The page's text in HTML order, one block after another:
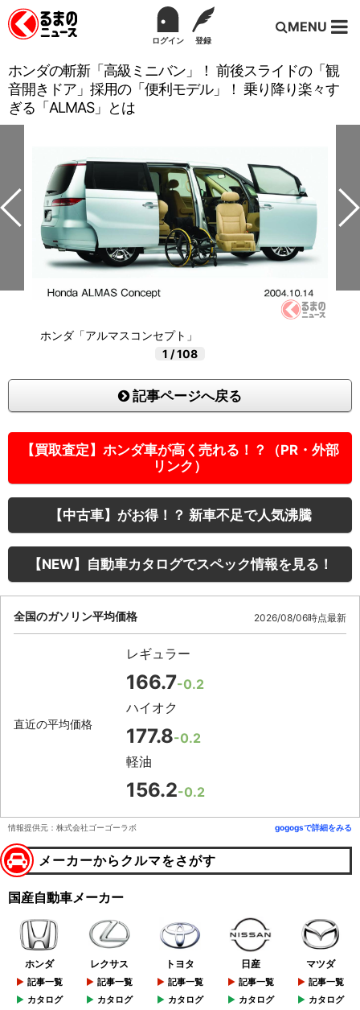
ログイン 登録
MENU
ホンダの斬新「高級ミニバン」！ 前後スライドの「観
音開きドア」採用の「便利モデル」！ 乗り降り楽々す
ぎる「ALMAS」とは
ホンダ「アルマスコンセプト」
1 /108
記事ページへ戻る
【買取査定】ホンダ車が高く売れる！？（PR・外部
リンク）
【中古車】がお得！？ 新車不足で人気沸騰
【NEW】自動車カタログでスペック情報を見る！
全国のガソリン平均価格 2026/08/06時点最新
直近の平均価格
レギュラー
166.7-0.2
ハイオク
177.8-0.2
軽油
156.2-0.2
情報提供元：株式会社ゴーゴーラボ gogogsで詳細をみる
メーカーからクルマをさがす
国産自動車メーカー
ホンダ
記事一覧
カタログ
レクサス
記事一覧
カタログ
トヨタ
記事一覧
カタログ
日産
記事一覧
カタログ
マツダ
記事一覧
カタログ